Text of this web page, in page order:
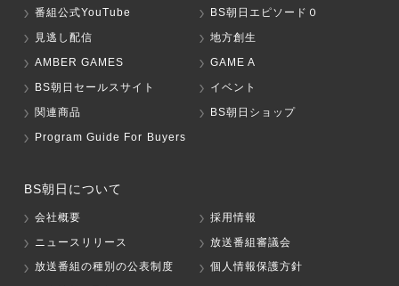
番組公式YouTube
BS朝日エピソード０
見逃し配信
地方創生
AMBER GAMES
GAME A
BS朝日セールスサイト
イベント
関連商品
BS朝日ショップ
Program Guide For Buyers
BS朝日について
会社概要
採用情報
ニュースリリース
放送番組審議会
放送番組の種別の公表制度
個人情報保護方針